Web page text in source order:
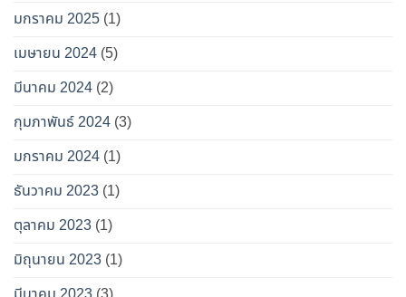
มกราคม 2025 (1)
เมษายน 2024 (5)
มีนาคม 2024 (2)
กุมภาพันธ์ 2024 (3)
มกราคม 2024 (1)
ธันวาคม 2023 (1)
ตุลาคม 2023 (1)
มิถุนายน 2023 (1)